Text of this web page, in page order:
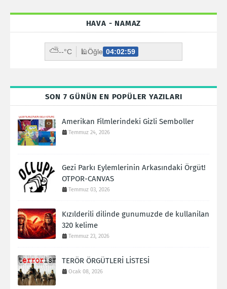
HAVA - NAMAZ
⛅--°C 🕌Öğle 04:02:58
SON 7 GÜNÜN EN POPÜLER YAZILARI
Amerikan Filmlerindeki Gizli Semboller
Temmuz 24, 2026
Gezi Parkı Eylemlerinin Arkasındaki Örgüt!
OTPOR-CANVAS
Temmuz 03, 2026
Kızılderili dilinde gunumuzde de kullanilan
320 kelime
Temmuz 23, 2026
TERÖR ÖRGÜTLERİ LİSTESİ
Ocak 08, 2026